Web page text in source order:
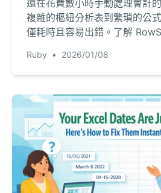
還在花費數小時手動處理會計
複雜的樞紐分析表到繁瑣的公
僅耗時且容易出錯。了解
分析。
Ruby • 2026/01/08